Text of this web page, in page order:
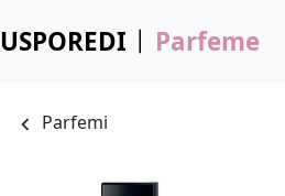
USPOREDI Parfeme
Parfemi